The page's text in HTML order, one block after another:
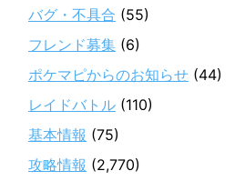
バグ・不具合 (55)
フレンド募集 (6)
ポケマピからのお知らせ (44)
レイドバトル (110)
基本情報 (75)
攻略情報 (2,770)